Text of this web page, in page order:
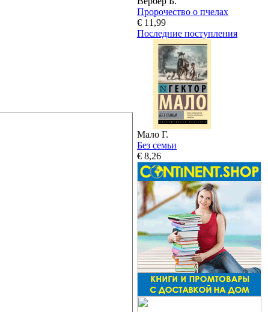
Пророчество о пчелах
€ 11,99
Последние поступления
Мало Г.
Без семьи
€ 8,26